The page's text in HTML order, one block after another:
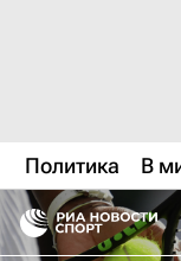
Политика В